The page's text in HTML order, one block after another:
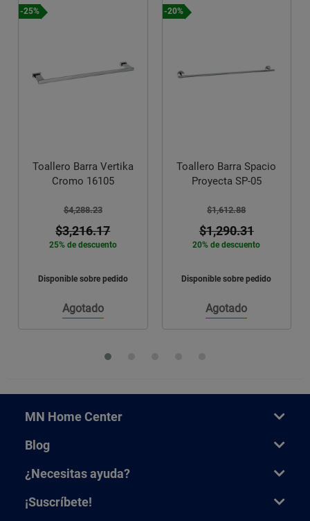
-25%
Toallero Barra Vertika
Cromo 16105
$4,288.23
$3,216.17
25% de descuento
Disponible sobre pedido
Agotado
-20%
Toallero Barra Spacio
Proyecta SP-05
$1,612.88
$1,290.31
20% de descuento
Disponible sobre pedido
Agotado
MN Home Center
Blog
¿Necesitas ayuda?
¡Suscríbete!